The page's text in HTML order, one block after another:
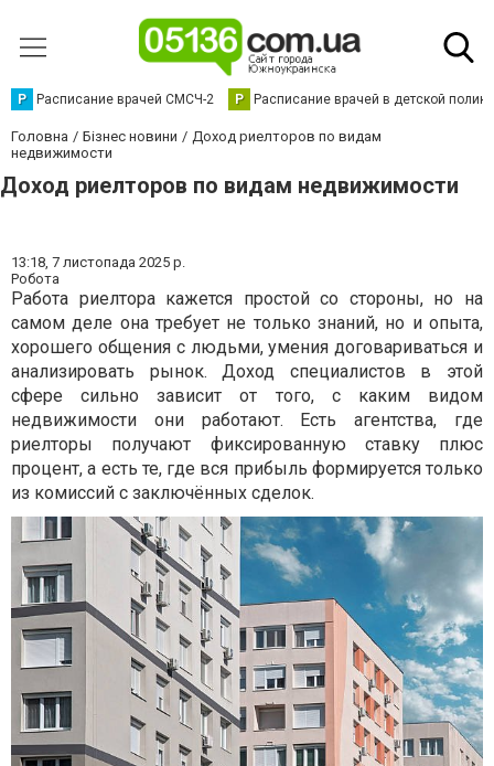
Р Расписание врачей СМСЧ-2 Р Расписание врачей в детской
Головна Бізнес новини
Доход риелторов по видам
недвижимости
Доход риелторов по видам недвижимости
13:18, 7 листопада 2025 р.
Робота
Работа риелтора кажется простой со стороны, но на
самом деле она требует не только знаний, но и опыта,
хорошего общения с людьми, умения договариваться и
анализировать рынок. Доход специалистов в этой
сфере сильно зависит от того, с каким видом
недвижимости они работают. Есть агентства, где
риелторы получают фиксированную ставку плюс
процент, а есть те, где вся прибыль формируется только
из комиссий с заключённых сделок.